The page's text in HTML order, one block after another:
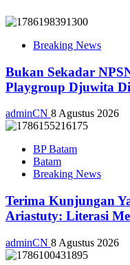
Breaking News
Bukan Sekadar
Playgroup Djuwita
adminCN 8 Agustus 2026
BP Batam
Batam
Breaking News
Terima Kunjungan
Ariastuty: Literasi
adminCN 8 Agustus 2026